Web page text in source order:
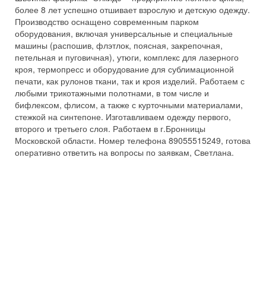
более 8 лет успешно отшивает взрослую и детскую одежду.
Производство оснащено современным парком
оборудования, включая универсальные и специальные
машины (распошив, флэтлок, поясная, закрепочная,
петельная и пуговичная), утюги, комплекс для лазерного
кроя, термопресс и оборудование для сублимационной
печати, как рулонов ткани, так и кроя изделий. Работаем с
любыми трикотажными полотнами, в том числе и
бифлексом, флисом, а также с курточными материалами,
стежкой на синтепоне. Изготавливаем одежду первого,
второго и третьего слоя. Работаем в г.Бронницы
Московской области. Номер телефона 89055515249, готова
оперативно ответить на вопросы по заявкам, Светлана.